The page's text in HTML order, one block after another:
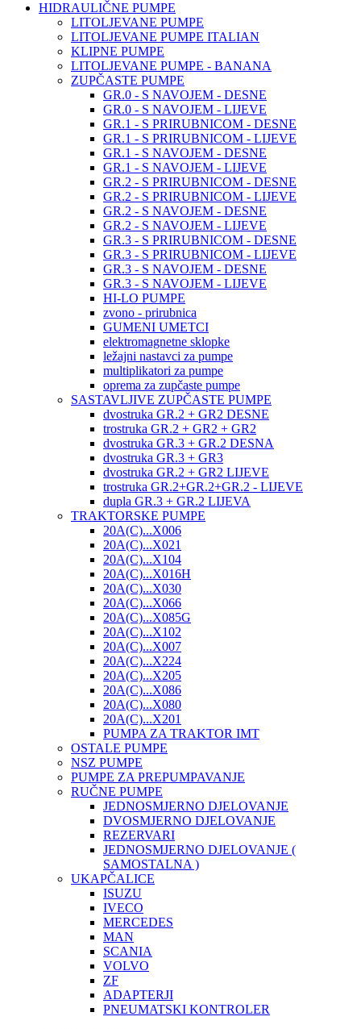
HIDRAULIČNE PUMPE
LITOLJEVANE PUMPE
LITOLJEVANE PUMPE ITALIAN
KLIPNE PUMPE
LITOLJEVANE PUMPE - BANANA
ZUPČASTE PUMPE
GR.0 - S NAVOJEM - DESNE
GR.0 - S NAVOJEM - LIJEVE
GR.1 - S PRIRUBNICOM - DESNE
GR.1 - S PRIRUBNICOM - LIJEVE
GR.1 - S NAVOJEM - DESNE
GR.1 - S NAVOJEM - LIJEVE
GR.2 - S PRIRUBNICOM - DESNE
GR.2 - S PRIRUBNICOM - LIJEVE
GR.2 - S NAVOJEM - DESNE
GR.2 - S NAVOJEM - LIJEVE
GR.3 - S PRIRUBNICOM - DESNE
GR.3 - S PRIRUBNICOM - LIJEVE
GR.3 - S NAVOJEM - DESNE
GR.3 - S NAVOJEM - LIJEVE
HI-LO PUMPE
zvono - prirubnica
GUMENI UMETCI
elektromagnetne sklopke
ležajni nastavci za pumpe
multiplikatori za pumpe
oprema za zupčaste pumpe
SASTAVLJIVE ZUPČASTE PUMPE
dvostruka GR.2 + GR2 DESNE
trostruka GR.2 + GR2 + GR2
dvostruka GR.3 + GR.2 DESNA
dvostruka GR.3 + GR3
dvostruka GR.2 + GR2 LIJEVE
trostruka GR.2+GR.2+GR.2 - LIJEVE
dupla GR.3 + GR.2 LIJEVA
TRAKTORSKE PUMPE
20A(C)...X006
20A(C)...X021
20A(C)...X104
20A(C)...X016H
20A(C)...X030
20A(C)...X066
20A(C)...X085G
20A(C)...X102
20A(C)...X007
20A(C)...X224
20A(C)...X205
20A(C)...X086
20A(C)...X080
20A(C)...X201
PUMPA ZA TRAKTOR IMT
OSTALE PUMPE
NSZ PUMPE
PUMPE ZA PREPUMPAVANJE
RUČNE PUMPE
JEDNOSMJERNO DJELOVANJE
DVOSMJERNO DJELOVANJE
REZERVARI
JEDNOSMJERNO DJELOVANJE (
SAMOSTALNA )
UKAPČALICE
ISUZU
IVECO
MERCEDES
MAN
SCANIA
VOLVO
ZF
ADAPTERJI
PNEUMATSKI KONTROLER